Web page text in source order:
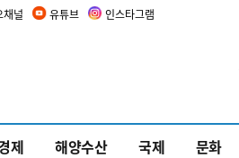
채널 유튜브 인스타그램
제 해양수산 국제 문화